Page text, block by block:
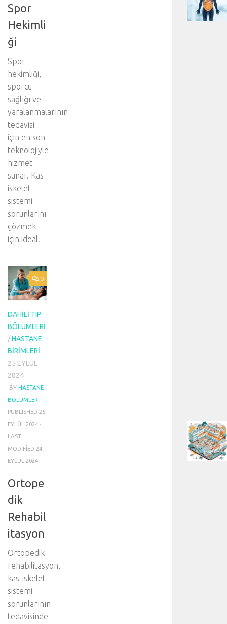
Spor
Hekimli
ği
Spor
hekimliği,
sporcu
sağlığı ve
yaralanmalarının
tedavisi
için en son
teknolojiyle
hizmet
sunar. Kas-
iskelet
sistemi
sorunlarını
çözmek
için ideal.
0
DAHILI TIP
BÖLÜMLERI
/HASTANE
BIRIMLERI
25 EYLÜL
2024
BY HASTANE
BÖLÜMLERI ·
PUBLISHED 25
EYLÜL 2024 ·
LAST
MODIFIED 24
EYLÜL 2024
Ortope
dik
Rehabil
itasyon
Ortopedik
rehabilitasyon,
kas-iskelet
sistemi
sorunlarının
tedavisinde